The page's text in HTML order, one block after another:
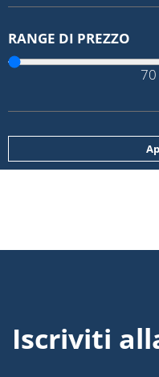
RANGE DI PREZZO
70
Iscriviti